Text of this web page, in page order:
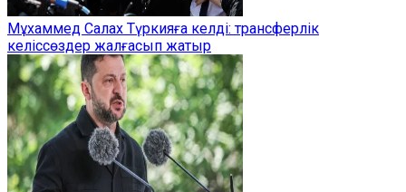
Мұхаммед Салах Түркияға келді: трансферлік
келіссөздер жалғасып жатыр